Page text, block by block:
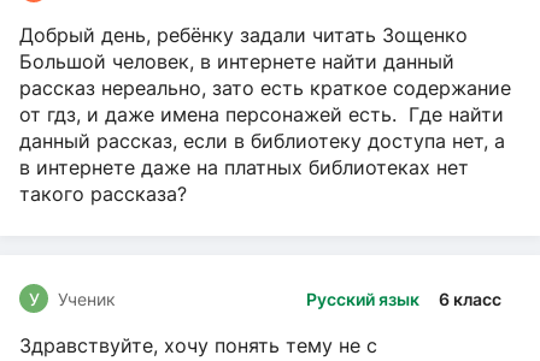
Добрый день, ребёнку задали читать Зощенко
Большой человек, в интернете найти данный
рассказ нереально, зато есть краткое содержание
от гдз, и даже имена персонажей есть. Где найти
данный рассказ, если в библиотеку доступа нет, а
в интернете даже на платных библиотеках нет
такого рассказа?
Русский язык 6 класс
У Ученик
Здравствуйте, хочу понять тему не с